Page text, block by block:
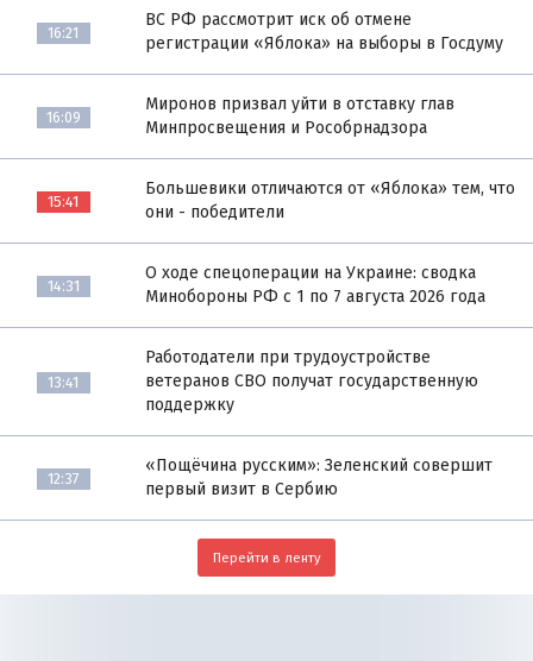
16:21
ВС РФ рассмотрит иск об отмене
регистрации «Яблока» на выборы в Госдуму
16:09
Миронов призвал уйти в отставку глав
Минпросвещения и Рособрнадзора
15:41
Большевики отличаются от «Яблока» тем, что
они - победители
14:31
О ходе спецоперации на Украине: сводка
Минобороны РФ с 1 по 7 августа 2026 года
13:41
Работодатели при трудоустройстве
ветеранов СВО получат государственную
поддержку
12:37
«Пощёчина русским»: Зеленский совершит
первый визит в Сербию
Перейти в ленту